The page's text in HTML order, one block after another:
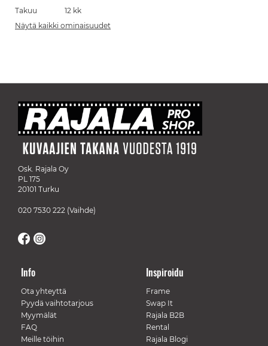
Takuu
12 kk
Näytä kaikki ominaisuudet
Osk. Rajala Oy
PL 175
20101 Turku
020 7530 222 (Vaihde)
Info
Ota yhteyttä
Pyydä vaihtotarjous
Myymälät
FAQ
Meille töihin
Inspiroidu
Frame
Swap It
Rajala B2B
Rental
Rajala Blogi